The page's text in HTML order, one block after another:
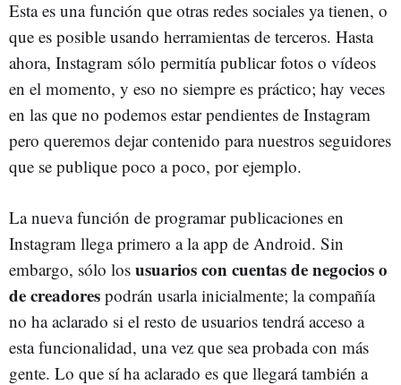
Esta es una función que otras redes sociales ya tienen, o
que es posible usando herramientas de terceros. Hasta
ahora, Instagram sólo permitía publicar fotos o vídeos
en el momento, y eso no siempre es práctico; hay veces
en las que no podemos estar pendientes de Instagram
pero queremos dejar contenido para nuestros seguidores
que se publique poco a poco, por ejemplo.
La nueva función de programar publicaciones en
Instagram llega primero a la app de Android. Sin
embargo, sólo los usuarios con cuentas de negocios o
de creadores podrán usarla inicialmente; la compañía
no ha aclarado si el resto de usuarios tendrá acceso a
esta funcionalidad, una vez que sea probada con más
gente. Lo que sí ha aclarado es que llegará también a